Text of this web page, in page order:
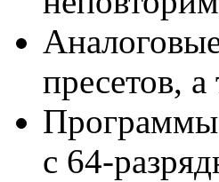
пресетов,
Программы
с 64-